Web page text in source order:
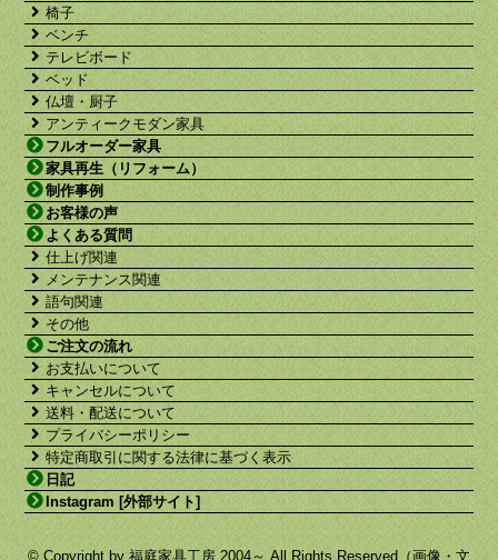
椅子
ベンチ
テレビボード
ベッド
仏壇・厨子
アンティークモダン家具
フルオーダー家具
家具再生（リフォーム）
制作事例
お客様の声
よくある質問
仕上げ関連
メンテナンス関連
語句関連
その他
ご注文の流れ
お支払いについて
キャンセルについて
送料・配送について
プライバシーポリシー
特定商取引に関する法律に基づく表示
日記
Instagram [外部サイト]
© Copyright by 福庭家具工房 2004～ All Rights Reserved（画像・文